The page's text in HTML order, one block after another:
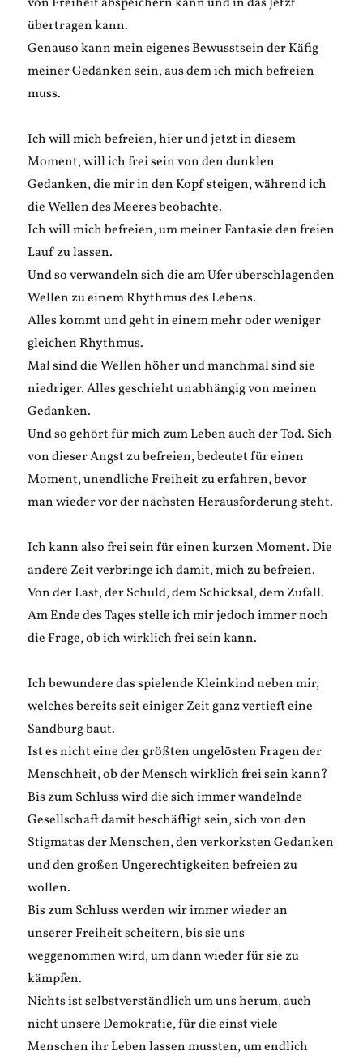
übertragen kann.
Genauso kann mein eigenes Bewusstsein der Käfig
meiner Gedanken sein, aus dem ich mich befreien
muss.
Ich will mich befreien, hier und jetzt in diesem
Moment, will ich frei sein von den dunklen
Gedanken, die mir in den Kopf steigen, während ich
die Wellen des Meeres beobachte.
Ich will mich befreien, um meiner Fantasie den freien
Lauf zu lassen.
Und so verwandeln sich die am Ufer überschlagenden
Wellen zu einem Rhythmus des Lebens.
Alles kommt und geht in einem mehr oder weniger
gleichen Rhythmus.
Mal sind die Wellen höher und manchmal sind sie
niedriger. Alles geschieht unabhängig von meinen
Gedanken.
Und so gehört für mich zum Leben auch der Tod. Sich
von dieser Angst zu befreien, bedeutet für einen
Moment, unendliche Freiheit zu erfahren, bevor
man wieder vor der nächsten Herausforderung steht.
Ich kann also frei sein für einen kurzen Moment. Die
andere Zeit verbringe ich damit, mich zu befreien.
Von der Last, der Schuld, dem Schicksal, dem Zufall.
Am Ende des Tages stelle ich mir jedoch immer noch
die Frage, ob ich wirklich frei sein kann.
Ich bewundere das spielende Kleinkind neben mir,
welches bereits seit einiger Zeit ganz vertieft eine
Sandburg baut.
Ist es nicht eine der größten ungelösten Fragen der
Menschheit, ob der Mensch wirklich frei sein kann?
Bis zum Schluss wird die sich immer wandelnde
Gesellschaft damit beschäftigt sein, sich von den
Stigmatas der Menschen, den verkorksten Gedanken
und den großen Ungerechtigkeiten befreien zu
wollen.
Bis zum Schluss werden wir immer wieder an
unserer Freiheit scheitern, bis sie uns
weggenommen wird, um dann wieder für sie zu
kämpfen.
Nichts ist selbstverständlich um uns herum, auch
nicht unsere Demokratie, für die einst viele
Menschen ihr Leben lassen mussten, um endlich